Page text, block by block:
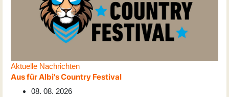
Aktuelle Nachrichten
Aus für Albi's Country Festival
08. 08. 2026